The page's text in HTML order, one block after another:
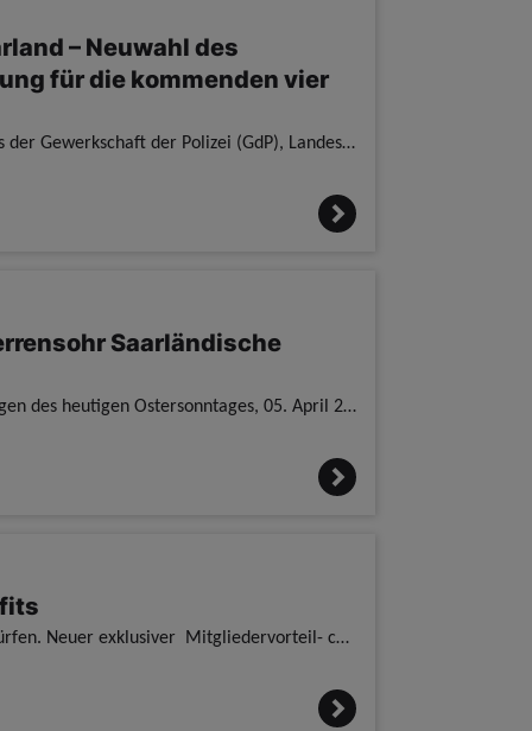
– Neuwahl des
für die kommenden vier
Im Rahmen des heute stattfindenden 24. Ordentlichen Landesdelegiertentages der Gewerkschaft der Polizei (GdP), Landesbezirk Saarland, wurde der Geschäftsführende Landesbezirksvorstand neu gewählt. Die
Saarländische
Nach dem polizeilichen Schusswaffengebrauch mit Todesfolge am frühen Morgen des heutigen Ostersonntages, 05. April 2026, mahnt die Gewerkschaft der Polizei (GdP) im Saarland einen besonnenen Umgang oh
Wir freuen uns, euch einen neuen exklusiven Mitgliedervorteil vorstellen zu dürfen. Neuer exklusiver Mitgliedervorteil- corporate benefits / Ab sofort gibt es auch für unsere Mitglieder die Einkaufsv